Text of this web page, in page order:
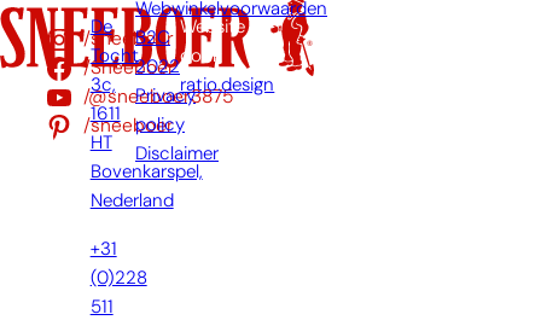
/sneeboer
/Sneeboer
/@sneeboer3875
/sneeboer
De
Tocht
3c,
1611
HT
Bovenkarspel,
Nederland
+31
(0)228
511
Webwinkelvoorwaarden
B2C
2022
Privacy
policy
Disclaimer
Website
door:
ratio.design